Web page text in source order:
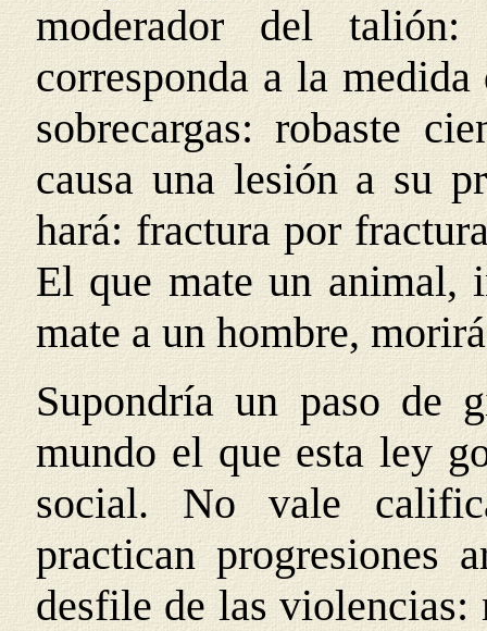
moderador del
corresponda a la
sobrecargas: robaste
causa una lesión a su
hará: fractura por
El que mate un animal,
mate a un hombre,
Supondría un paso de
mundo el que esta ley
social. No vale
practican progresiones
desfile de las